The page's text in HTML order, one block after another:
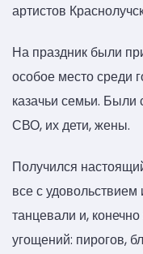
артистов
На праздник были
особое место среди
казачьи семьи. Были
СВО, их дети, жены.
Получился
все с
танцевали и,
угощений: пирогов,